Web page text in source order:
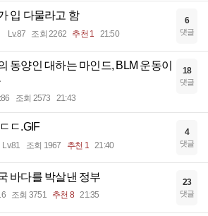
입 다물라고 함
Lv.87 조회 2262 추천 1 21:50
6
댓글
동양인 대하는 마인드, BLM 운동이
조회 2573 21:43
18
댓글
ㄷ.GIF
Lv.81 조회 1967 추천 1 21:40
4
댓글
바다를 박살낸 정부
조회 3751 추천 8 21:35
23
댓글